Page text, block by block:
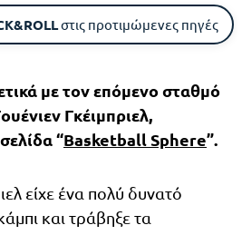
στις προτιμώμενες πηγές
με τον επόμενο σταθμό
Γκέιμπριελ,
“Basketball Sphere”.
είχε ένα πολύ δυνατό
και τράβηξε τα